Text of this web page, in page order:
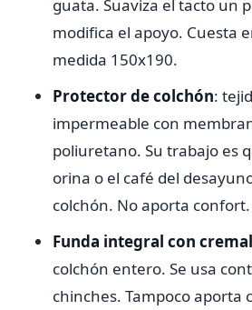
guata. Suaviza el tacto un
modifica el apoyo. Cuesta
medida 150x190.
Protector de colchón:
impermeable con
poliuretano. Su trabajo es
orina o el café del
colchón. No aporta confort.
Funda integral con
colchón entero. Se usa
chinches. Tampoco aporta